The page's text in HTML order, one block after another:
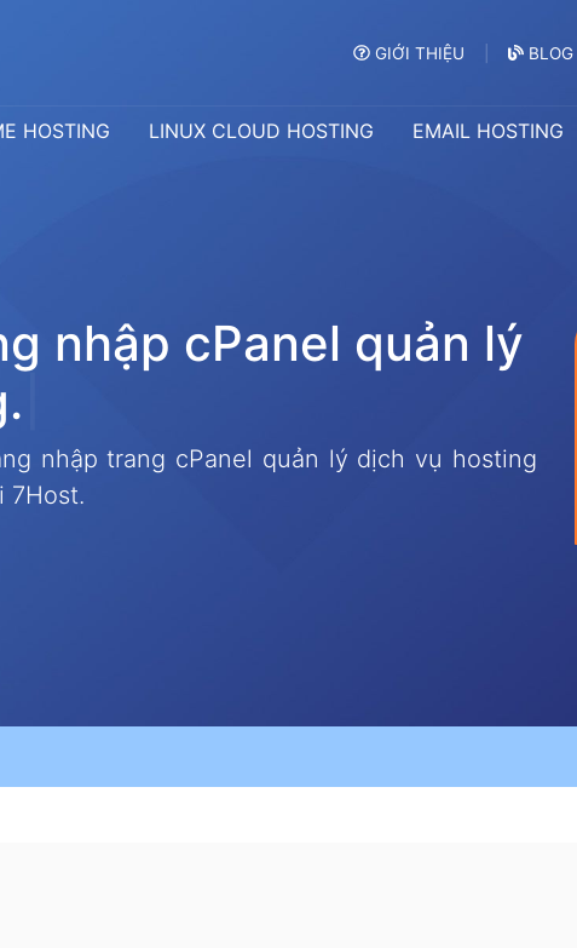
GIỚI THIỆU BLOG
HOSTING LINUX CLOUD HOSTING EMAIL HOSTING
g nhập cPanel quản lý
.
nhập trang cPanel quản lý dịch vụ hosting
7Host.